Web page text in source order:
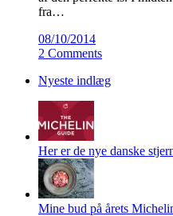
fra…
08/10/2014
2 Comments
Nyeste indlæg
Her er de nye danske
Mine bud på årets